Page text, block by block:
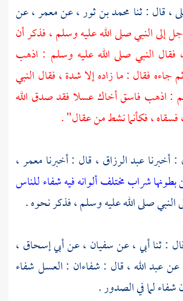
،قال : ثنا محمد بن ثور، عنمعمر ،عن
إلى النبي صلى الله عليه وسلم ، فذكر أن
فقال النبي صلى الله عليه وسلم : اذهب
فقال : ما زاده إلا شدة ، فقال النبي
: اذهب فاسق أخاك عسلا فقد صدق الله
، فكأنما نشط من عقال" .
أخبرناعبد الرزاق ، قال : أخبرنامعمر ،
شراب مختلف ألوانه فيه شفاء للناس
صلى الله عليه وسلم ، فذكر نحوه .
: ثنا أبي ، عنسفيان ،عنأبي إسحاق ،
عنعبد الله ،قال : شفاءان : العسل شفاء
شفاء لما في الصدور .